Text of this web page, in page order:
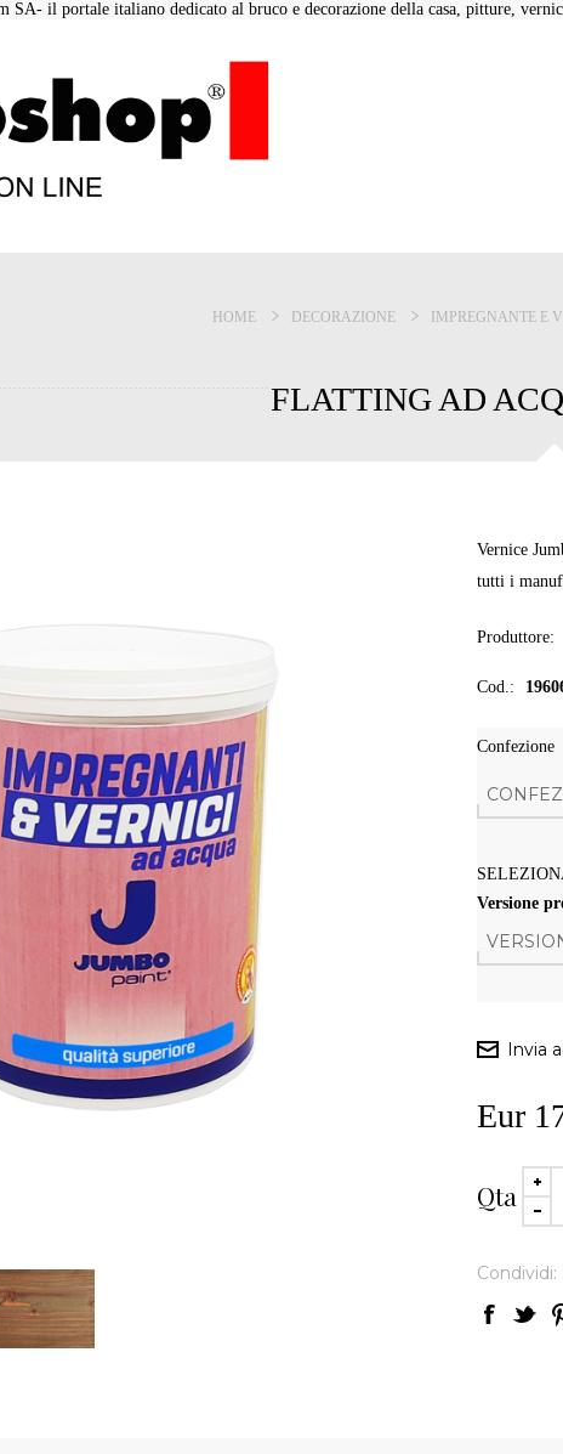
SA- il portale italiano dedicato al bruco e decorazione della casa, pitture,
HOME DECORAZIONE IMPREGNANTE E
FLATTING AD
Vernice
tutti i
Produttore:
Cod.:
Confezione
Versione
Eur
Qta
Condividi: